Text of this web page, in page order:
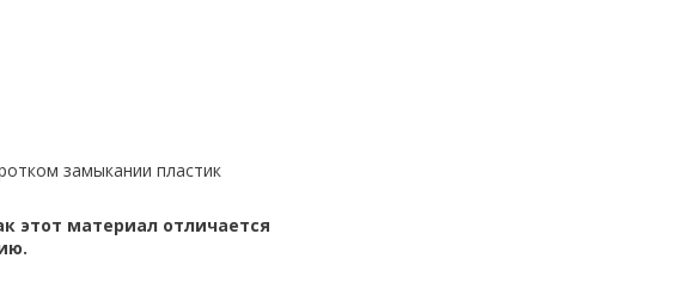
замыкании пластик
этот материал отличается